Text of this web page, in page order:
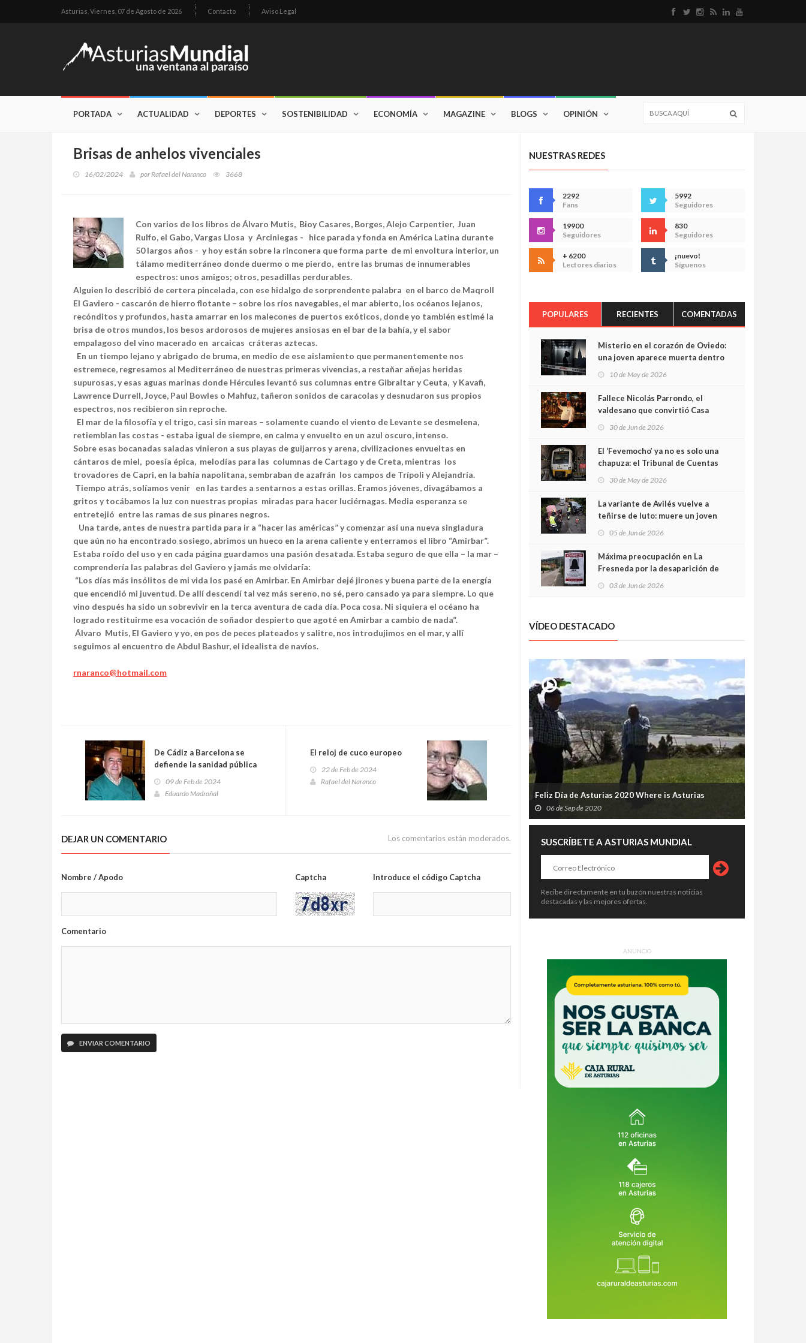
Asturias, Viernes, 07 de Agosto de 2026 Contacto Aviso Legal
PORTADA ACTUALIDAD DEPORTES SOSTENIBILIDAD ECONOMÍA MAGAZINE BLOGS OPINIÓN
Brisas de anhelos vivenciales
16/02/2024 porRafael del Naranco 3668
Con varios de los libros de Álvaro Mutis, Bioy Casares, Borges, Alejo Carpentier, Juan
Rulfo, el Gabo, Vargas Llosa y Arciniegas - hice parada y fonda en América Latina durante
50 largos años - y hoy están sobre la rinconera que forma parte de mi envoltura interior, un
tálamo mediterráneo donde duermo o me pierdo, entre las brumas de innumerables
espectros: unos amigos; otros, pesadillas perdurables.
Alguien lo describió de certera pincelada, con ese hidalgo de sorprendente palabra en el barco de Maqroll
El Gaviero - cascarón de hierro flotante – sobre los ríos navegables, el mar abierto, los océanos lejanos,
recónditos y profundos, hasta amarrar en los malecones de puertos exóticos, donde yo también estimé la
brisa de otros mundos, los besos ardorosos de mujeres ansiosas en el bar de la bahía, y el sabor
empalagoso del vino macerado en arcaicas cráteras aztecas.
En un tiempo lejano y abrigado de bruma, en medio de ese aislamiento que permanentemente nos
estremece, regresamos al Mediterráneo de nuestras primeras vivencias, a restañar añejas heridas
supurosas, y esas aguas marinas donde Hércules levantó sus columnas entre Gibraltar y Ceuta, y Kavafi,
Lawrence Durrell, Joyce, Paul Bowles o Mahfuz, tañeron sonidos de caracolas y desnudaron sus propios
espectros, nos recibieron sin reproche.
El mar de la filosofía y el trigo, casi sin mareas – solamente cuando el viento de Levante se desmelena,
retiemblan las costas - estaba igual de siempre, en calma y envuelto en un azul oscuro, intenso.
Sobre esas bocanadas saladas vinieron a sus playas de guijarros y arena, civilizaciones envueltas en
cántaros de miel, poesía épica, melodías para las columnas de Cartago y de Creta, mientras los
trovadores de Capri, en la bahía napolitana, sembraban de azafrán los campos de Trípoli y Alejandría.
Tiempo atrás, solíamos venir en las tardes a sentarnos a estas orillas. Éramos jóvenes, divagábamos a
gritos y tocábamos la luz con nuestras propias miradas para hacer luciérnagas. Media esperanza se
entretejió entre las ramas de sus pinares negros.
Una tarde, antes de nuestra partida para ir a “hacer las américas” y comenzar así una nueva singladura
que aún no ha encontrado sosiego, abrimos un hueco en la arena caliente y enterramos el libro “Amirbar”.
Estaba roído del uso y en cada página guardamos una pasión desatada. Estaba seguro de que ella – la mar –
comprendería las palabras del Gaviero y jamás me olvidaría:
“Los días más insólitos de mi vida los pasé en Amirbar. En Amirbar dejé jirones y buena parte de la energía
que encendió mi juventud. De allí descendí tal vez más sereno, no sé, pero cansado ya para siempre. Lo que
vino después ha sido un sobrevivir en la terca aventura de cada día. Poca cosa. Ni siquiera el océano ha
logrado restituirme esa vocación de soñador despierto que agoté en Amirbar a cambio de nada”.
Álvaro Mutis, El Gaviero y yo, en pos de peces plateados y salitre, nos introdujimos en el mar, y allí
seguimos al encuentro de Abdul Bashur, el idealista de navíos.
rnaranco@hotmail.com
De Cádiz a Barcelona se
defiende la sanidad pública
09 de Feb de 2024
Eduardo Madroñal
El reloj de cuco europeo
22 de Feb de 2024
Rafael del Naranco
DEJAR UN COMENTARIO Los comentarios están moderados.
Nombre / Apodo Captcha Introduce el código Captcha
Comentario
ENVIAR COMENTARIO
NUESTRAS REDES
2292
Fans
5992
Seguidores
19900
Seguidores
830
Seguidores
+ 6200
Lectores diarios
¡nuevo!
Síguenos
POPULARES RECIENTES COMENTADAS
Misterio en el corazón de Oviedo:
una joven aparece muerta dentro
cámaras captan sus últimos
minutos
10 de May de 2026
Fallece Nicolás Parrondo, el
valdesano que convirtió Casa
30 de Jun de 2026
El ‘Fevemocho’ ya no es solo una
chapuza: el Tribunal de Cuentas
sobrecoste de los trenes que no
cabían por los túneles
30 de May de 2026
La variante de Avilés vuelve a
teñirse de luto: muere un joven
05 de Jun de 2026
Máxima preocupación en La
Fresneda por la desaparición de
03 de Jun de 2026
VÍDEO DESTACADO
Feliz Día de Asturias 2020 Where is Asturias
06 de Sep de 2020
SUSCRÍBETE A ASTURIAS MUNDIAL
Recibe directamente en tu buzón nuestras noticias
destacadas y las mejores ofertas.
ANUNCIO